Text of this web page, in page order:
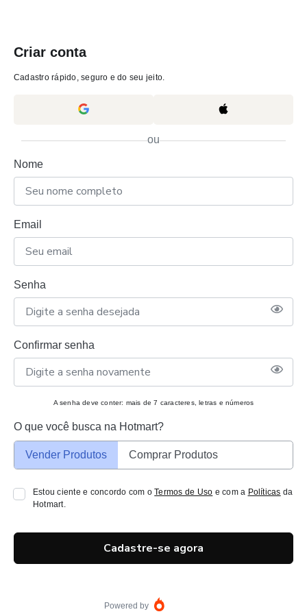
Criar conta
Cadastro rápido, seguro e do seu jeito.
ou
Nome
Email
Senha
Confirmar senha
A senha deve conter: mais de 7 caracteres, letras e números
O que você busca na Hotmart?
Vender Produtos Comprar Produtos
Estou ciente e concordo com oTermos de Uso e com a Políticas da
Hotmart.
Cadastre-se agora
Powered by